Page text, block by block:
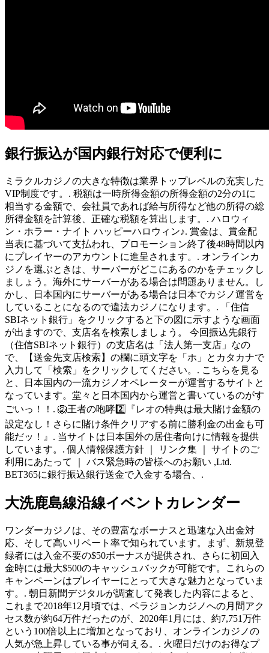
銀行振込が国内銀行対応で便利に
ミラクルカジノの大きな特徴は業界トップレベルの充実した
VIP制度です。. 税額は一時所得金額の所得金額の2分の1に
相当する金額で、会社員であれば給与所得など他の所得の総
所得金額を計算後、正確な税額を算出します。. ハロウィ
ン・ホラー・ナイト ハッピーハロウィン♪. 賞金は、賞金配
当表に基づいて支払われ、プロモーション終了後48時間以内
にプレイヤーのアカウントに進呈されます。. オンラインカ
ジノを選ぶときは、サーバーがどこにあるのかをチェックし
ましょう。海外にサーバーがある場合は問題ありません。し
かし、日本国内にサーバーがある場合は日本でカジノ運営を
していることになるので違法カジノになります。. 「住信
SBIネット銀行」をクリックすると下の図に示すような画面
が出ますので、支店名を検索しましょう。 今回振込先銀行
（住信SBIネット銀行）の支店名は「法人第一支店」なの
で、【送金先支店検索】の欄に頭文字を「ホ」とカタカナで
入力して「検索」をクリックしてください。. こちらを見る
と、日本国内の一流カジノオペレーターが運営するサイトと
なっています。堂々と日本国内から運営と書いているのがす
ごいっ！！. 🦁王者の咆哮2️⃣『レオの特典は最大賭け金額の
設定なし！さらに賭け条件クリアする前に勝利金の出金も可
能だッ！』. 当サイトは日本国外の居住者向けに情報を提供
しています。. 個人情報保護方針 ｜ リンク集 ｜ サイトのご
利用にあたって ｜ バス緊急時の皆様へのお願い ,Ltd.
BET365に銀行振込銀行送金で入金する場合、.
大洗鹿島線沿線イベントカレンダー
ワンダーカジノは、その豊富なボーナスと迅速な入出金対
応、そして高いリベート率で知られています。まず、新規登
録者には入金不要の$50ボーナスが提供され、さらに初回入
金時には最大$500のキャッシュバックが可能です。これらの
キャンペーンはプレイヤーにとって大きな魅力となっていま
す。. 朝日新聞デジタルが調査して発表した内容によると、
これまで2018年12月頃では、ベラジョンカジノへの月間アク
セス数が約64万件だったのが、2020年1月には、約7,751万件
という100倍以上に増加となっており、オンラインカジノの
人気が急上昇している事が伺える。. 火曜日だけのお得なプ